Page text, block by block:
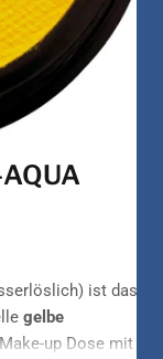
ist das
gelbe
up Dose mit